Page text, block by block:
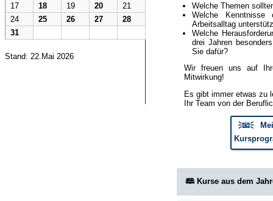
17
18 19 20
21
24
25 26 27
28
31
Stand: 22.Mai 2026
Welche Themen
Welche
Arbeitsalltag
Welche
drei Jahren
Sie dafür?
Wir freuen uns auf
Mitwirkung!
Es gibt immer etwas zu
Ihr Team von der
🗦📧🗧
🕮 Kurse aus dem